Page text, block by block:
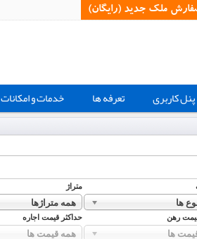
ملک جدید (رایگان)‏
پنل کاربری تعرفه ها خدمات و امکانات
متراژ
ها همه متراژها
رهن حداکثر قیمت اجاره
ها همه قیمت ها